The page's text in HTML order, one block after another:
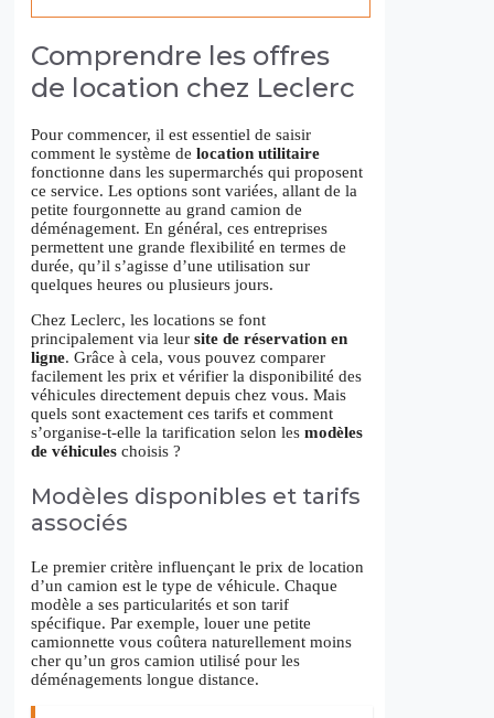
Comprendre les offres
de location chez Leclerc
Pour commencer, il est essentiel de saisir
comment le système de location utilitaire
fonctionne dans les supermarchés qui proposent
ce service. Les options sont variées, allant de la
petite fourgonnette au grand camion de
déménagement. En général, ces entreprises
permettent une grande flexibilité en termes de
durée, qu’il s’agisse d’une utilisation sur
quelques heures ou plusieurs jours.
Chez Leclerc, les locations se font
principalement via leur site de réservation en
ligne. Grâce à cela, vous pouvez comparer
facilement les prix et vérifier la disponibilité des
véhicules directement depuis chez vous. Mais
quels sont exactement ces tarifs et comment
s’organise-t-elle la tarification selon les modèles
de véhicules choisis ?
Modèles disponibles et tarifs
associés
Le premier critère influençant le prix de location
d’un camion est le type de véhicule. Chaque
modèle a ses particularités et son tarif
spécifique. Par exemple, louer une petite
camionnette vous coûtera naturellement moins
cher qu’un gros camion utilisé pour les
déménagements longue distance.